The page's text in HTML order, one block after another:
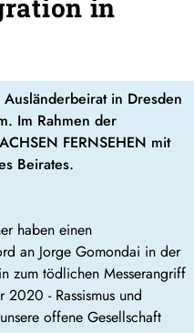
in
in Dresden
Im Rahmen der
FERNSEHEN mit
Beirates.
haben einen
an Jorge Gomondai in der
zum tödlichen Messerangriff
2020 - Rassismus und
offene Gesellschaft